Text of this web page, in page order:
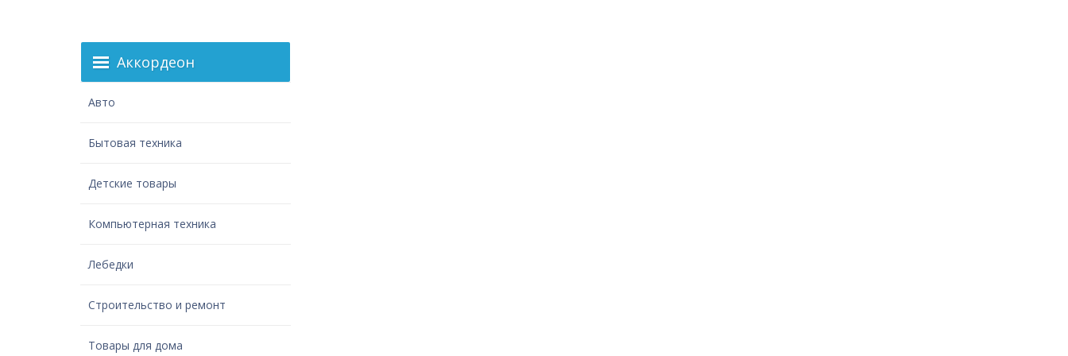
Аккордеон
Авто
Бытовая техника
Детские товары
Компьютерная техника
Лебедки
Строительство и ремонт
Товары для дома